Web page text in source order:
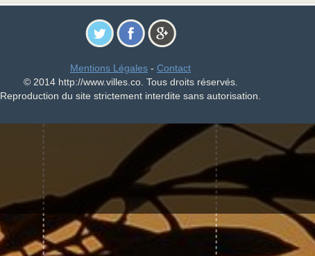
Mentions Légales - Contact
© 2014 http://www.villes.co. Tous droits réservés.
Reproduction du site strictement interdite sans autorisation.